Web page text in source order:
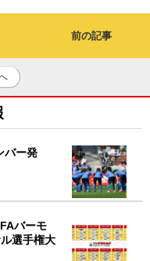
前の記事
バー発
バーモ
選手権大